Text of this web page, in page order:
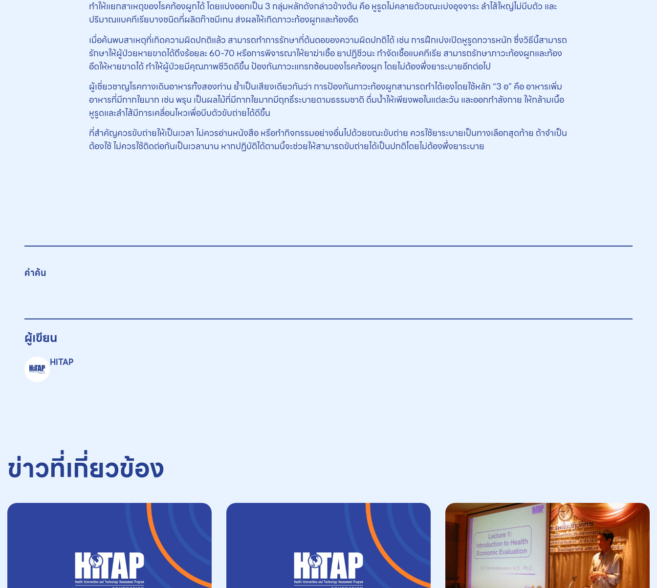
ทำให้แยกสาเหตุของโรคท้องผูกได้ โดยแบ่งออกเป็น 3 กลุ่มหลักดังกล่าวข้างต้น คือ หูรูดไม่คลายตัวขณะเบ่งอุจจาระ ลำไส้ใหญ่ไม่บีบตัว และ
ปริมาณแบคทีเรียบางชนิดที่ผลิตก๊าชมีเทน ส่งผลให้เกิดภาวะท้องผูกและท้องอืด
เมื่อค้นพบสาเหตุที่เกิดความผิดปกติแล้ว สามารถทำการรักษาที่ต้นตอของความผิดปกติได้ เช่น การฝึกเบ่งเปิดหูรูดทวารหนัก ซึ่งวิธีนี้สามารถ
รักษาให้ผู้ป่วยหายขาดได้ถึงร้อยละ 60-70 หรือการพิจารณาให้ยาฆ่าเชื้อ ยาปฏิชีวนะ กำจัดเชื้อแบคทีเรีย สามารถรักษาภาวะท้องผูกและท้อง
อืดให้หายขาดได้ ทำให้ผู้ป่วยมีคุณภาพชีวิตดีขึ้น ป้องกันภาวะแทรกซ้อนของโรคท้องผูก โดยไม่ต้องพึ่งยาระบายอีกต่อไป
ผู้เชี่ยวชาญโรคทางเดินอาหารทั้งสองท่าน ย้ำเป็นเสียงเดียวกันว่า การป้องกันภาวะท้องผูกสามารถทำได้เองโดยใช้หลัก “3 อ” คือ อาหารเพิ่ม
อาหารที่มีกากใยมาก เช่น พรุน เป็นผลไม้ที่มีกากใยมากมีฤทธิ์ระบายตามธรรมชาติ ดื่มน้ำให้เพียงพอในแต่ละวัน และออกกำลังกาย ให้กล้ามเนื้อ
หูรูดและลำไส้มีการเคลื่อนไหวเพื่อบีบตัวขับถ่ายได้ดีขึ้น
ที่สําคัญควรขับถ่ายให้เป็นเวลา ไม่ควรอ่านหนังสือ หรือทํากิจกรรมอย่างอื่นไปด้วยขณะขับถ่าย ควรใช้ยาระบายเป็นทางเลือกสุดท้าย ถ้าจําเป็น
ต้องใช้ ไม่ควรใช้ติดต่อกันเป็นเวลานาน หากปฏิบัติได้ตามนี้จะช่วยให้สามารถขับถ่ายได้เป็นปกติโดยไม่ต้องพึ่งยาระบาย
คำค้น
ผู้เขียน
HITAP
ข่าวที่เกี่ยวข้อง